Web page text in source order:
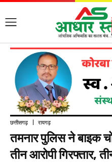
छत्तीसगढ़ रायगढ़
तमनार पुलिस ने बाइक
तीन आरोपी गिरफ्तार,